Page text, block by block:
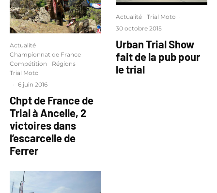
Actualité
Championnat de France
Compétition
Régions
Trial Moto
· 6 juin 2016
Chpt de France de
Trial à Ancelle, 2
victoires dans
l’escarcelle de
Ferrer
Actualité Trial Moto ·
30 octobre 2015
Urban Trial Show
fait de la pub pour
le trial